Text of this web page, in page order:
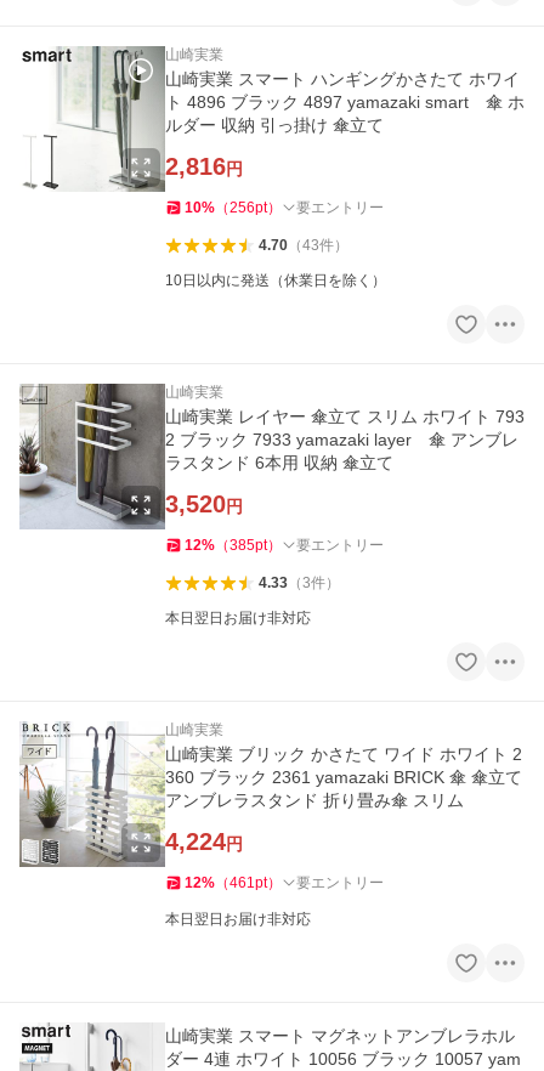
山崎実業
山崎実業 スマート ハンギングかさたて ホワイ
ト 4896 ブラック 4897 yamazaki smart 傘 ホ
ルダー 収納 引っ掛け 傘立て
2,816円
10% （256pt） 要エントリー
4.70（43件）
10日以内に発送（休業日を除く）
山崎実業
山崎実業 レイヤー 傘立て スリム ホワイト 793
2 ブラック 7933 yamazaki layer 傘 アンブレ
ラスタンド 6本用 収納 傘立て
3,520円
12% （385pt） 要エントリー
4.33（3件）
本日翌日お届け非対応
山崎実業
山崎実業 ブリック かさたて ワイド ホワイト 2
360 ブラック 2361 yamazaki BRICK 傘 傘立て
アンブレラスタンド 折り畳み傘 スリム
4,224円
12% （461pt） 要エントリー
本日翌日お届け非対応
山崎実業 スマート マグネットアンブレラホル
ダー 4連 ホワイト 10056 ブラック 10057 yam